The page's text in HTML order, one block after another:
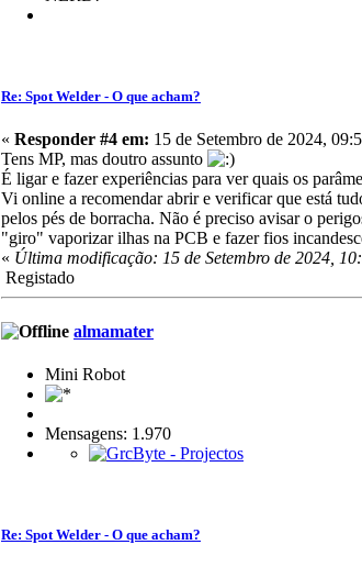
Re: Spot Welder - O que acham?
« Responder #4 em: 15 de Setembro de 2024,
Tens MP, mas doutro assunto
É ligar e fazer experiências para ver quais os
Vi online a recomendar abrir e verificar que está
pelos pés de borracha. Não é preciso avisar o
"giro" vaporizar ilhas na PCB e fazer fios
« Última modificação: 15 de Setembro de 2024,
Registado
almamater
Mini Robot
Mensagens: 1.970
Re: Spot Welder - O que acham?